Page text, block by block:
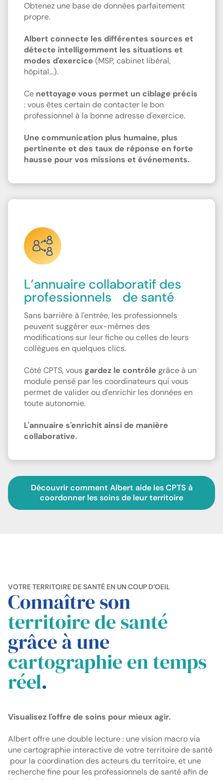
Obtenez une base de données parfaitement
propre.
Albert connecte les différentes sources et
détecte intelligemment les situations et
modes d'exercice (MSP, cabinet libéral,
hôpital...).
Ce nettoyage vous permet un ciblage précis
: vous êtes certain de contacter le bon
professionnel à la bonne adresse d'exercice.
Une communication plus humaine, plus
pertinente et des taux de réponse en forte
hausse pour vos missions et événements.
L’annuaire collaboratif des
professionnels de santé
Sans barrière à l'entrée, les professionnels
peuvent suggérer eux-mêmes des
modifications sur leur fiche ou celles de leurs
collègues en quelques clics.
Côté CPTS, vous gardez le contrôle grâce à un
module pensé par les coordinateurs qui vous
permet de valider ou d'enrichir les données en
toute autonomie.
L'annuaire s'enrichit ainsi de manière
collaborative.
Découvrir comment Albert aide les CPTS à
coordonner les soins de leur territoire
VOTRE TERRITOIRE DE SANTÉ EN UN COUP D’OEIL
Connaître son
territoire de santé
grâce à une
cartographie en temps
réel.
Visualisez l'offre de soins pour mieux agir.
Albert offre une double lecture : une vision macro via
unecartographie interactive de votre territoire de santé
pour la coordination des acteurs du territoire, et une
recherche fine pour les professionnels de santé afin de